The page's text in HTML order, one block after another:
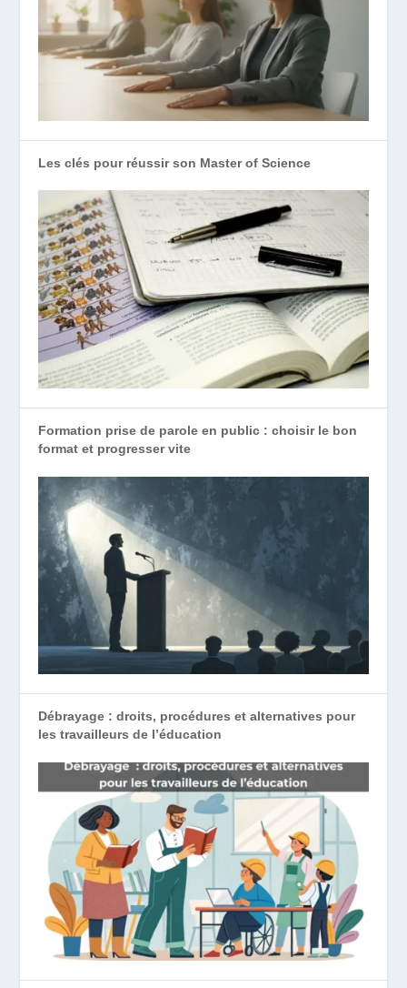
Les clés pour réussir son Master of Science
Formation prise de parole en public : choisir le bon
format et progresser vite
Débrayage : droits, procédures et alternatives pour
les travailleurs de l’éducation